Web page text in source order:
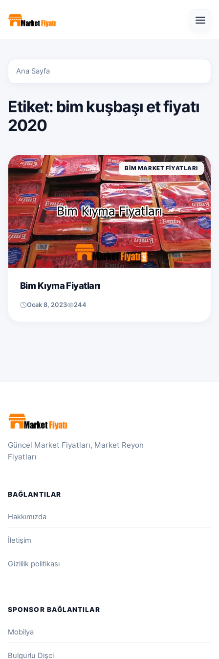
Ana Sayfa
Etiket: bim kuşbaşı et fiyatı
2020
BIM MARKET FIYATLARI
Bim Kıyma Fiyatları
Ocak 8, 2023 244
Güncel Market Fiyatları, Market Reyon
Fiyatları
BAĞLANTILAR
Hakkımızda
İletişim
Gizlilik politikası
SPONSOR BAĞLANTILAR
Mobilya
Bulgurlu Dişci